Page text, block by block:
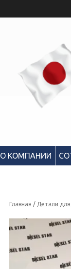
О КОМПАНИИ
Главная / Детали для